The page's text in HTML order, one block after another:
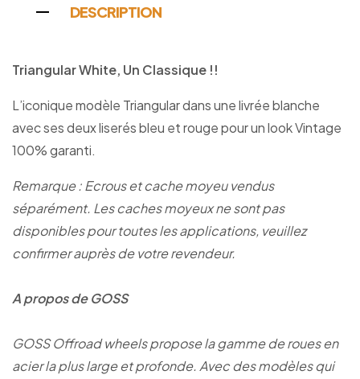
DESCRIPTION
Triangular White, Un Classique !!
L’iconique modèle Triangular dans une livrée blanche
avec ses deux liserés bleu et rouge pour un look Vintage
100% garanti.
Remarque : Ecrous et cache moyeu vendus
séparément. Les caches moyeux ne sont pas
disponibles pour toutes les applications, veuillez
confirmer auprès de votre revendeur.
A propos de GOSS
GOSS Offroad wheels propose la gamme de roues en
acier la plus large et profonde. Avec des modèles qui